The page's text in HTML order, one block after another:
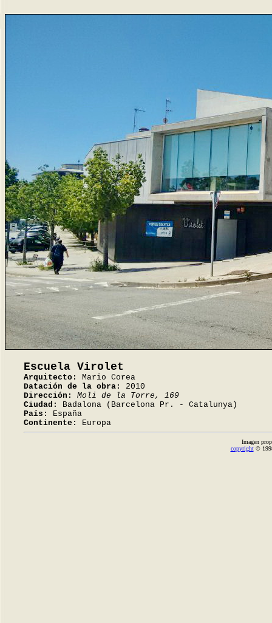
Escuela Virolet
Arquitecto:
Mario Corea
Datación de la obra:
2010
Dirección:
Moli de la Torre, 169
Ciudad:
Badalona (Barcelona Pr. - Catalunya)
País:
España
Continente:
Europa
Imagen
copyright©